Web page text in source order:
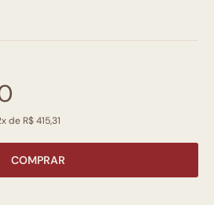
de R$ 415,31
COMPRAR